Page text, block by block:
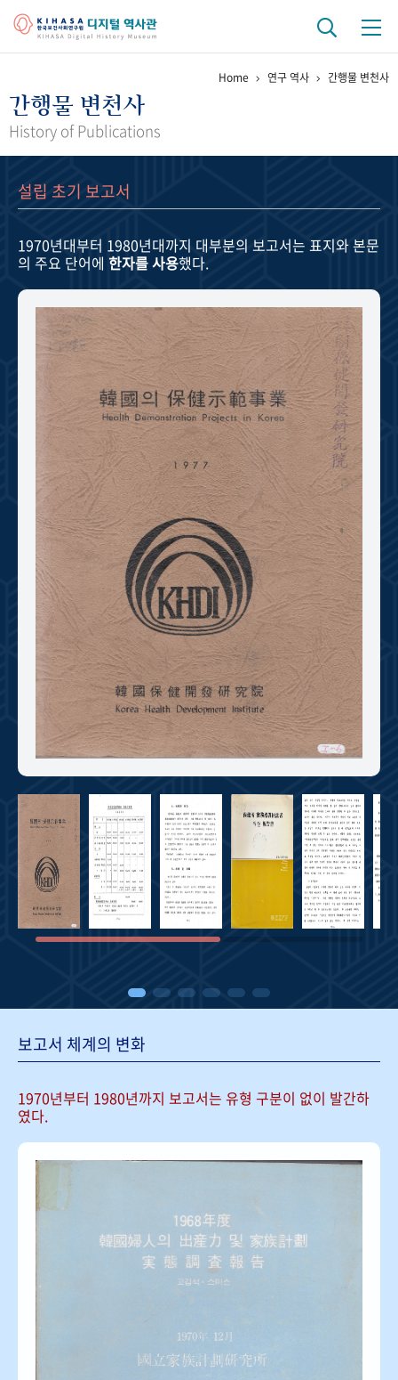
걸어온 길 기관 변천사
정책과 연구 키워드로 보는 연구 역사
연구자들
기록물 아카이브
사진 아카이브 문서 기록물 행정박물 영상 기록물
주년 기념
성과 50선 숫자로 보는 50년 50+1주년 광장
세계와 함께 한 KIHASA
VR 역사관
Home 연구 역사 간행물 변천사
간행물 변천사
History of Publications
설립 초기 보고서
1970년대부터 1980년대까지 대부분의 보고서는 표지와 본문
의 주요 단어에 한자를 사용했다.
보고서 체계의 변화
1970년부터 1980년까지 보고서는 유형 구분이 없이 발간하
였다.